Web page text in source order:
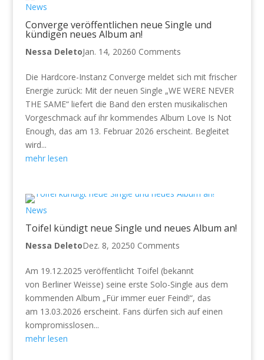
News
Converge veröffentlichen neue Single und
kündigen neues Album an!
Nessa DeletoJan. 14, 20260 Comments
Die Hardcore-Instanz Converge meldet sich mit frischer
Energie zurück: Mit der neuen Single „WE WERE NEVER
THE SAME“ liefert die Band den ersten musikalischen
Vorgeschmack auf ihr kommendes Album Love Is Not
Enough, das am 13. Februar 2026 erscheint. Begleitet
wird...
mehr lesen
News
Toifel kündigt neue Single und neues Album an!
Nessa DeletoDez. 8, 20250 Comments
Am 19.12.2025 veröffentlicht Toifel (bekannt
von Berliner Weisse) seine erste Solo-Single aus dem
kommenden Album „Für immer euer Feind!“, das
am 13.03.2026 erscheint. Fans dürfen sich auf einen
kompromisslosen...
mehr lesen